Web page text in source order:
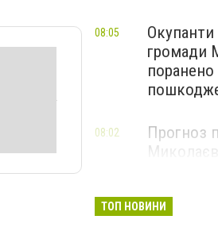
Окупанти
громади
поранено
08:05
Прогноз
08:02
ТОП НОВИНИ